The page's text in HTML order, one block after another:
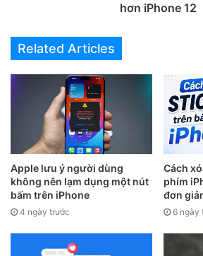
Mục tiêu chính của ColorOS 12 là
nhiệm và dễ dùng của hệ thống. Bên
công bố lộ trình cập nhật cho các
nhật lên ColorOS 12 mới nhất, trong
OPPO và của cả OnePlus.
Lộ trình cụ thể như sau.
hơn iPhone 12
Related Articles
Apple lưu ý người dùng
không nên lạm dụng một nút
bấm trên iPhone
4 ngày trước
Cách
phím
đơn
6 ngày